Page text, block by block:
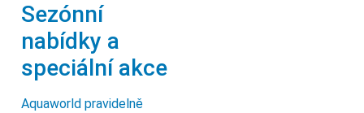
Sezónní
nabídky a
speciální akce
Aquaworld pravidelně